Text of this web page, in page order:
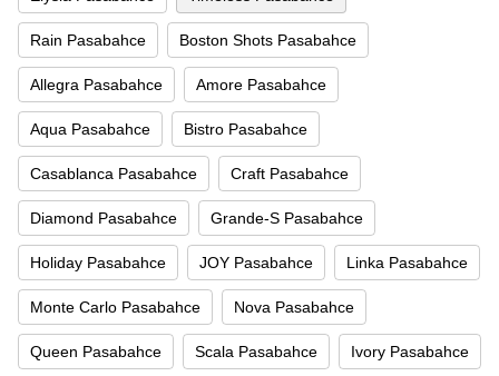
Rain Pasabahce Boston Shots Pasabahce
Allegra Pasabahce Amore Pasabahce
Aqua Pasabahce Bistro Pasabahce
Casablanca Pasabahce Craft Pasabahce
Diamond Pasabahce Grande-S Pasabahce
Holiday Pasabahce JOY Pasabahce Linka Pasabahce
Monte Carlo Pasabahce Nova Pasabahce
Queen Pasabahce Scala Pasabahce Ivory Pasabahce